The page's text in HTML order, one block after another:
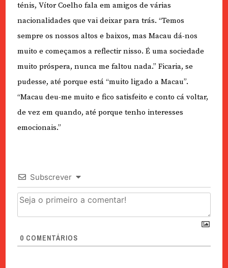
ténis, Vítor Coelho fala em amigos de várias
nacionalidades que vai deixar para trás. “Temos
sempre os nossos altos e baixos, mas Macau dá-nos
muito e começamos a reflectir nisso. É uma sociedade
muito próspera, nunca me faltou nada.” Ficaria, se
pudesse, até porque está “muito ligado a Macau”.
“Macau deu-me muito e fico satisfeito e conto cá voltar,
de vez em quando, até porque tenho interesses
emocionais.”
Subscrever
0 COMENTÁRIOS